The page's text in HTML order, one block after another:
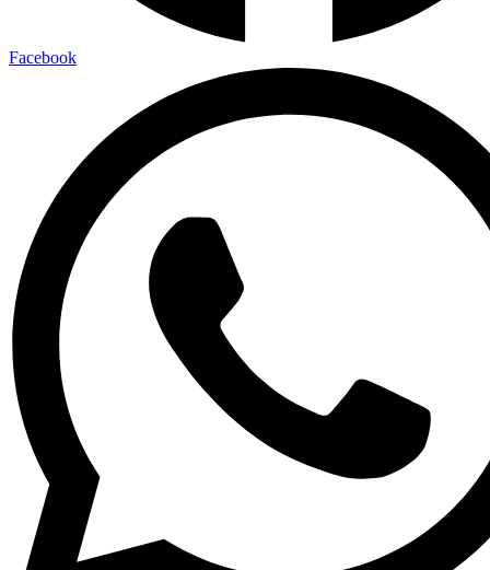
Facebook